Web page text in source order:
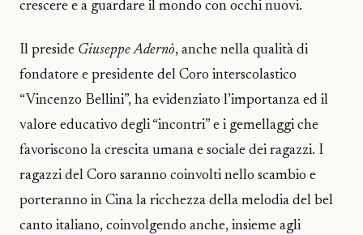
crescere e a guardare il mondo con occhi nuovi.
Il preside Giuseppe Adernò, anche nella qualità di
fondatore e presidente del Coro interscolastico
“Vincenzo Bellini”, ha evidenziato l’importanza ed il
valore educativo degli “incontri” e i gemellaggi che
favoriscono la crescita umana e sociale dei ragazzi. I
ragazzi del Coro saranno coinvolti nello scambio e
porteranno in Cina la ricchezza della melodia del bel
canto italiano, coinvolgendo anche, insieme agli